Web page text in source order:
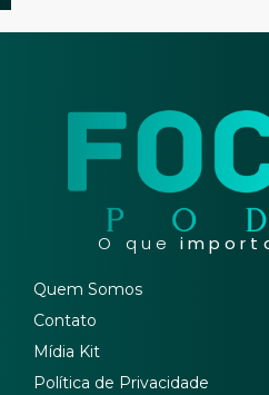
O que
Quem Somos
Contato
Mídia Kit
Política de Privacidade